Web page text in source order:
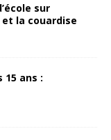
sur
la couardise
15 ans :